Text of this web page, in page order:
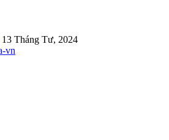
13 Tháng Tư, 2024